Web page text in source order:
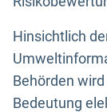
Hinsichtlich
Behörden
Bedeutung